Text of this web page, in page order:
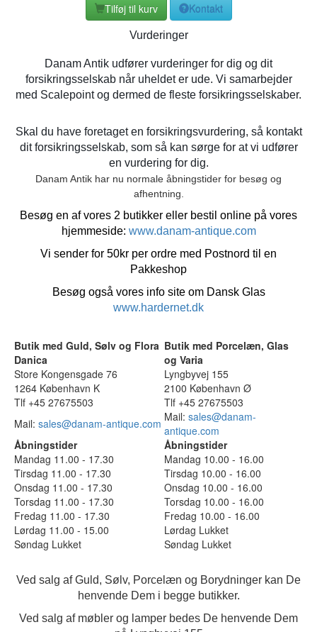
Tilføj til kurv
Kontakt
Vurderinger
Danam Antik udfører vurderinger for dig og dit
forsikringsselskab når uheldet er ude. Vi samarbejder
med Scalepoint og dermed de fleste forsikringsselskaber.
Skal du have foretaget en forsikringsvurdering, så kontakt
dit forsikringsselskab, som så kan sørge for at vi udfører
en vurdering for dig.
Danam Antik har nu normale åbningstider for besøg og
afhentning.
Besøg en af vores 2 butikker eller bestil online på vores
hjemmeside: www.danam-antique.com
Vi sender for 50kr per ordre med Postnord til en
Pakkeshop
Besøg også vores info site om Dansk Glas
www.hardernet.dk
Butik med Guld, Sølv og Flora
Danica
Butik med Porcelæn, Glas
og Varia
Store Kongensgade 76
Lyngbyvej 155
1264 København K
2100 København Ø
Tlf +45 27675503
Tlf +45 27675503
Mail: sales@danam-antique.com Mail: sales@danam-
antique.com
Åbningstider
Åbningstider
Mandag 11.00 - 17.30
Mandag 10.00 - 16.00
Tirsdag 11.00 - 17.30
Tirsdag 10.00 - 16.00
Onsdag 11.00 - 17.30
Onsdag 10.00 - 16.00
Torsdag 11.00 - 17.30
Torsdag 10.00 - 16.00
Fredag 11.00 - 17.30
Fredag 10.00 - 16.00
Lørdag 11.00 - 15.00
Lørdag Lukket
Søndag Lukket
Søndag Lukket
Ved salg af Guld, Sølv, Porcelæn og Borydninger kan De
henvende Dem i begge butikker.
Ved salg af møbler og lamper bedes De henvende Dem